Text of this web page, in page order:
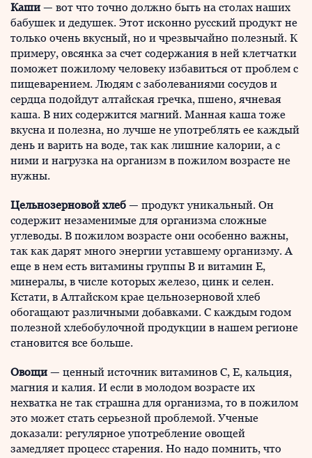
Каши — вот что точно должно быть на столах наших
бабушек и дедушек. Этот исконно русский продукт не
только очень вкусный, но и чрезвычайно полезный. К
примеру, овсянка за счет содержания в ней клетчатки
поможет пожилому человеку избавиться от проблем с
пищеварением. Людям с заболеваниями сосудов и
сердца подойдут алтайская гречка, пшено, ячневая
каша. В них содержится магний. Манная каша тоже
вкусна и полезна, но лучше не употреблять ее каждый
день и варить на воде, так как лишние калории, а с
ними и нагрузка на организм в пожилом возрасте не
нужны.
Цельнозерновой хлеб — продукт уникальный. Он
содержит незаменимые для организма сложные
углеводы. В пожилом возрасте они особенно важны,
так как дарят много энергии уставшему организму. А
еще в нем есть витамины группы В и витамин Е,
минералы, в числе которых железо, цинк и селен.
Кстати, в Алтайском крае цельнозерновой хлеб
обогащают различными добавками. С каждым годом
полезной хлебобулочной продукции в нашем регионе
становится все больше.
Овощи — ценный источник витаминов С, Е, кальция,
магния и калия. И если в молодом возрасте их
нехватка не так страшна для организма, то в пожилом
это может стать серьезной проблемой. Ученые
доказали: регулярное употребление овощей
замедляет процесс старения. Но надо помнить, что